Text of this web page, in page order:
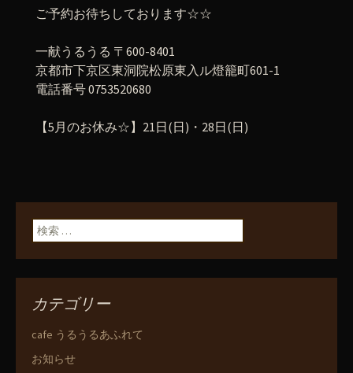
ご予約お待ちしております☆☆
一献うるうる 〒600-8401
京都市下京区東洞院松原東入ル燈籠町601-1
電話番号 0753520680
【5月のお休み☆】21日(日)・28日(日)
検索:
カテゴリー
cafe うるうるあふれて
お知らせ